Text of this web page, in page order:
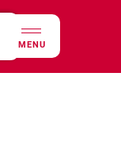
MENU